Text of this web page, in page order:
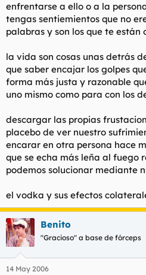
enfrentarse a ello o a la
tengas sentiemientos que no
palabras y son los que te están
la vida son cosas unas detrás
que saber encajar los golpes
forma más justa y razonable
uno mismo como para con los
descargar las propias
placebo de ver nuestro
encarar en otra persona hace
que se echa más leña al fuego
podemos solucionar mediante
el vodka y sus efectos
Benito
"Gracioso" a base de fórceps
14 May 2006